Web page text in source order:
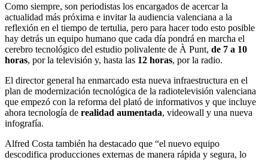
Como siempre, son periodistas los encargados de acercar la
actualidad más próxima e invitar la audiencia valenciana a la
reflexión en el tiempo de tertulia, pero para hacer todo esto posible
hay detrás un equipo humano que cada día pondrá en marcha el
cerebro tecnológico del estudio polivalente de À Punt, de 7 a 10
horas, por la televisión y, hasta las 12 horas, por la radio.
El director general ha enmarcado esta nueva infraestructura en el
plan de modernización tecnológica de la radiotelevisión valenciana
que empezó con la reforma del plató de informativos y que incluye
ahora tecnología de realidad aumentada, videowall y una nueva
infografía.
Alfred Costa también ha destacado que “el nuevo equipo
descodifica producciones externas de manera rápida y segura, lo